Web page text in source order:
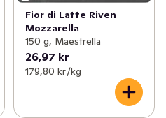
Fior di Latte Riven
Mozzarella
150 g, Maestrella
26,97 kr
179,80 kr /kg